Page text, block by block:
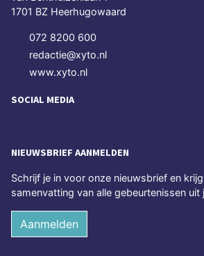
1701 BZ Heerhugowaard
072 8200 600
redactie@xyto.nl
www.xyto.nl
SOCIAL MEDIA
NIEUWSBRIEF AANMELDEN
Schrijf je in voor onze nieuwsbrief en
samenvatting van alle gebeurtenissen uit
Aanmelden